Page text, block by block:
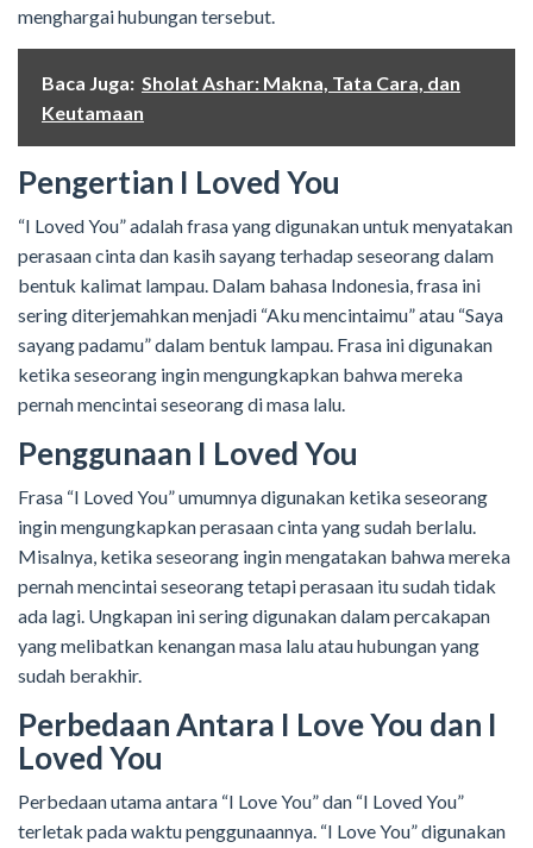
menghargai hubungan tersebut.
Baca Juga: Sholat Ashar: Makna, Tata Cara, dan
Keutamaan
Pengertian I Loved You
“I Loved You” adalah frasa yang digunakan untuk menyatakan
perasaan cinta dan kasih sayang terhadap seseorang dalam
bentuk kalimat lampau. Dalam bahasa Indonesia, frasa ini
sering diterjemahkan menjadi “Aku mencintaimu” atau “Saya
sayang padamu” dalam bentuk lampau. Frasa ini digunakan
ketika seseorang ingin mengungkapkan bahwa mereka
pernah mencintai seseorang di masa lalu.
Penggunaan I Loved You
Frasa “I Loved You” umumnya digunakan ketika seseorang
ingin mengungkapkan perasaan cinta yang sudah berlalu.
Misalnya, ketika seseorang ingin mengatakan bahwa mereka
pernah mencintai seseorang tetapi perasaan itu sudah tidak
ada lagi. Ungkapan ini sering digunakan dalam percakapan
yang melibatkan kenangan masa lalu atau hubungan yang
sudah berakhir.
Perbedaan Antara I Love You dan I
Loved You
Perbedaan utama antara “I Love You” dan “I Loved You”
terletak pada waktu penggunaannya. “I Love You” digunakan